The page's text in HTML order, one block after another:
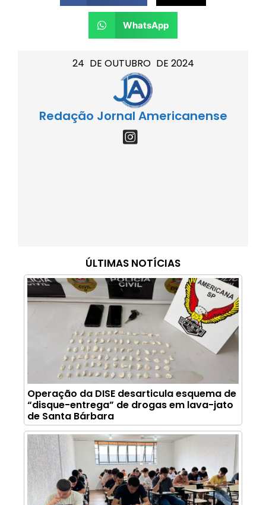
24 DE OUTUBRO DE 2024
Redação Jornal Americanense
ÚLTIMAS NOTÍCIAS
Operação da DISE desarticula esquema de
“disque-entrega” de drogas em lava-jato
de Santa Bárbara
WhatsApp